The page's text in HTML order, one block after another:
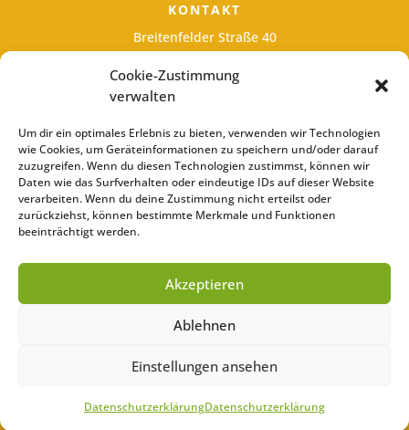
Cookie-Zustimmung
verwalten
Um dir ein optimales Erlebnis zu bieten, verwenden wir Technologien
wie Cookies, um Geräteinformationen zu speichern und/oder darauf
zuzugreifen. Wenn du diesen Technologien zustimmst, können wir
Daten wie das Surfverhalten oder eindeutige IDs auf dieser Website
verarbeiten. Wenn du deine Zustimmung nicht erteilst oder
zurückziehst, können bestimmte Merkmale und Funktionen
beeinträchtigt werden.
Akzeptieren
Ablehnen
Einstellungen ansehen
DatenschutzerklärungDatenschutzerklärung
KONTAKT
Breitenfelder Straße 40
info@landschule.de
LEGAL
Impressum
Datenschutzerklärung